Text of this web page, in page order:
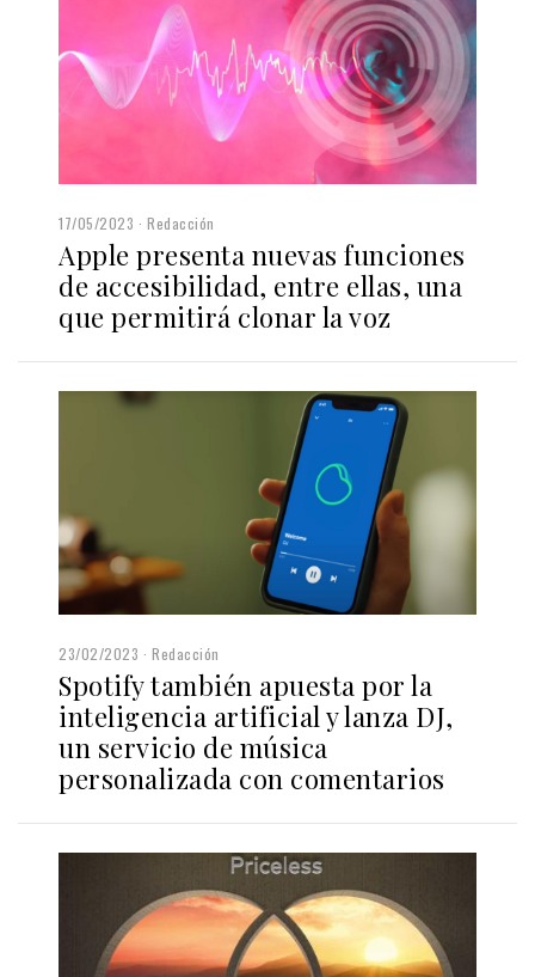
17/05/2023 Redacción
Apple presenta nuevas funciones
de accesibilidad, entre ellas, una
que permitirá clonar la voz
23/02/2023 Redacción
Spotify también apuesta por la
inteligencia artificial y lanza DJ,
un servicio de música
personalizada con comentarios